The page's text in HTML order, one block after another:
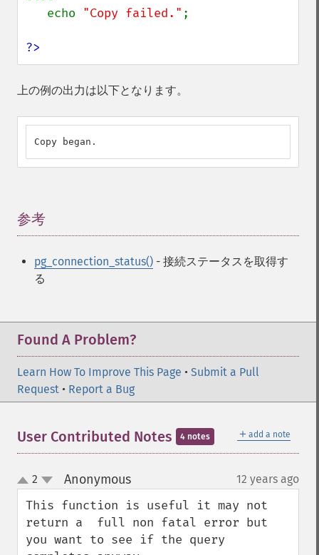
   echo
"Copy failed." ;
?>
上の例の出力は以下となります。
Copy began.
参考
pg_connection_status() - 接続ステータスを取得す
る
Found A Problem?
Learn How To Improve This Page • Submit a Pull
Request • Report a Bug
＋ add a note
User Contributed Notes 4 notes
up
down
2 Anonymous¶ 12 years ago
This function is useful it may not
return a  full non fatal error but
you want to see if the query